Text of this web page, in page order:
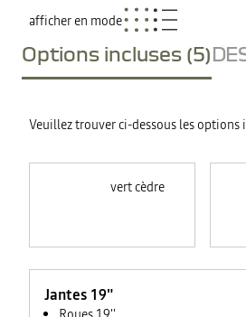
afficher en mode
Options incluses (5)
Veuillez trouver ci-dessous les options
vert cèdre
Jantes 19"